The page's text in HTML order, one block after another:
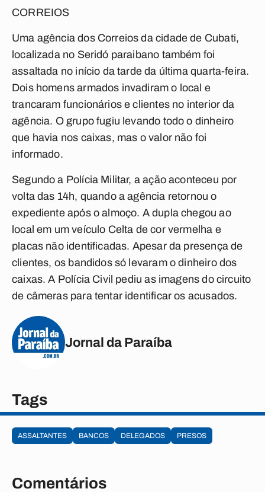
CORREIOS
Uma agência dos Correios da cidade de Cubati,
localizada no Seridó paraibano também foi
assaltada no início da tarde da última quarta-feira.
Dois homens armados invadiram o local e
trancaram funcionários e clientes no interior da
agência. O grupo fugiu levando todo o dinheiro
que havia nos caixas, mas o valor não foi
informado.
Segundo a Polícia Militar, a ação aconteceu por
volta das 14h, quando a agência retornou o
expediente após o almoço. A dupla chegou ao
local em um veículo Celta de cor vermelha e
placas não identificadas. Apesar da presença de
clientes, os bandidos só levaram o dinheiro dos
caixas. A Polícia Civil pediu as imagens do circuito
de câmeras para tentar identificar os acusados.
Jornal da Paraíba
Tags
ASSALTANTES BANCOS DELEGADOS PRESOS
Comentários